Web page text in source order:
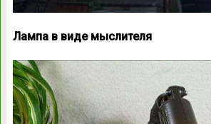
Лампа в виде мыслителя